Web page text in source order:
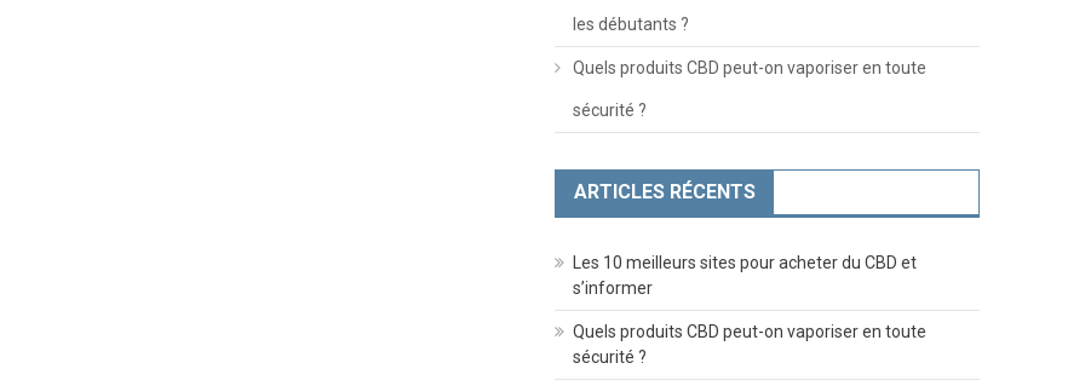
les débutants ?
Quels produits CBD peut-on vaporiser en toute
sécurité ?
ARTICLES RÉCENTS
Les 10 meilleurs sites pour acheter du CBD et
s’informer
Quels produits CBD peut-on vaporiser en toute
sécurité ?